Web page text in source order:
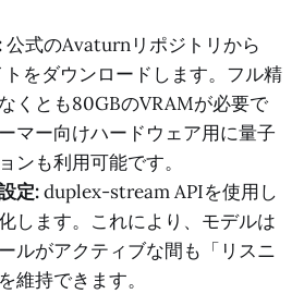
公式のAvaturnリポジトリから
をダウンロードします。フル精
くとも80GBのVRAMが必要で
マー向けハードウェア用に量子
ンも利用可能です。
定:duplex-stream APIを使用し
します。これにより、モデルは
ルがアクティブな間も「リスニ
維持できます。